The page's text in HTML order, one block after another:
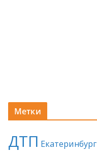
Метки
ДТП Екатеринбург